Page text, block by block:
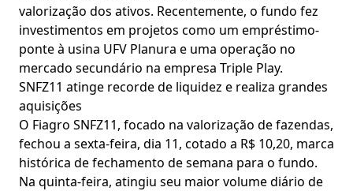
valorização dos ativos. Recentemente, o fundo fez
investimentos em projetos como um empréstimo-
ponte à usina UFV Planura e uma operação no
mercado secundário na empresa Triple Play.
SNFZ11 atinge recorde de liquidez e realiza grandes
aquisições
O Fiagro SNFZ11, focado na valorização de fazendas,
fechou a sexta-feira, dia 11, cotado a R$ 10,20, marca
histórica de fechamento de semana para o fundo.
Na quinta-feira, atingiu seu maior volume diário de